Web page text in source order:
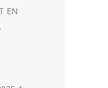
EN